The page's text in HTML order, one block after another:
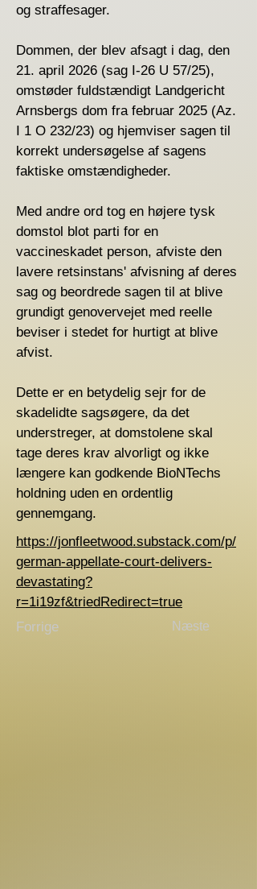
og straffesager.
Dommen, der blev afsagt i dag, den
21. april 2026 (sag I-26 U 57/25),
omstøder fuldstændigt Landgericht
Arnsbergs dom fra februar 2025 (Az.
I 1 O 232/23) og hjemviser sagen til
korrekt undersøgelse af sagens
faktiske omstændigheder.
Med andre ord tog en højere tysk
domstol blot parti for en
vaccineskadet person, afviste den
lavere retsinstans' afvisning af deres
sag og beordrede sagen til at blive
grundigt genovervejet med reelle
beviser i stedet for hurtigt at blive
afvist.
Dette er en betydelig sejr for de
skadelidte sagsøgere, da det
understreger, at domstolene skal
tage deres krav alvorligt og ikke
længere kan godkende BioNTechs
holdning uden en ordentlig
gennemgang.
https://jonfleetwood.substack.com/p/
german-appellate-court-delivers-
devastating?
r=1i19zf&triedRedirect=true
Forrige
Næste